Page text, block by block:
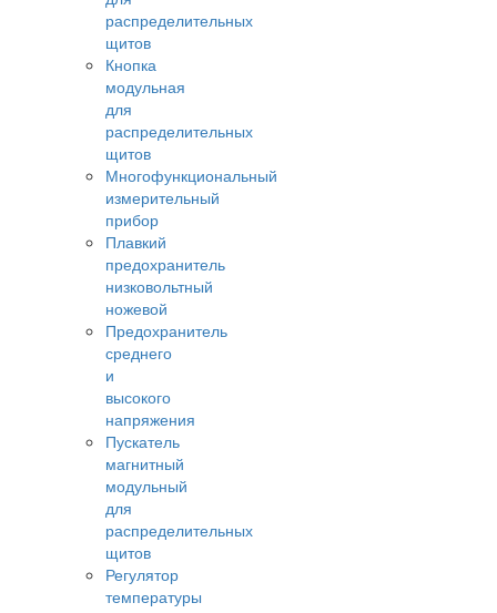
распределительных
щитов
Кнопка
модульная
для
распределительных
щитов
Многофункциональный
измерительный
прибор
Плавкий
предохранитель
низковольтный
ножевой
Предохранитель
среднего
и
высокого
напряжения
Пускатель
магнитный
модульный
для
распределительных
щитов
Регулятор
температуры